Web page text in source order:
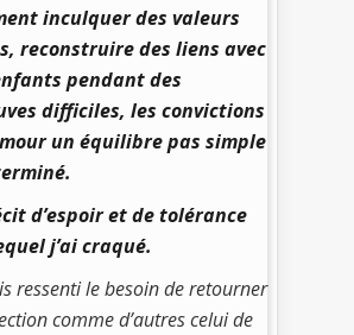
inculquer des valeurs
reconstruire des liens avec
pendant des
difficiles, les convictions
un équilibre pas simple
d’espoir et de tolérance
j’ai craqué.
ressenti le besoin de retourner
comme d’autres celui de